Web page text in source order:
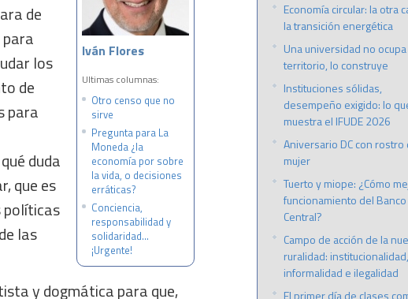
Iván Flores
Ultimas columnas:
Otro censo que no
sirve
Pregunta para La
Moneda ¿la
economía por sobre
la vida, o decisiones
erráticas?
Conciencia,
responsabilidad y
solidaridad...
¡Urgente!
de
los
de
para
duda
que es
políticas
las
y dogmática para que,
Economía circular: la otra
la transición energética
Una universidad no
territorio, lo construye
Instituciones sólidas,
desempeño exigido: lo
muestra el IFUDE 2026
Aniversario DC con rostro
mujer
Tuerto y miope: ¿Cómo
funcionamiento del Banco
Central?
Campo de acción de la
ruralidad: institucionalidad,
informalidad e ilegalidad
El primer día de clases